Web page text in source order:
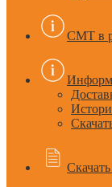
CMT в